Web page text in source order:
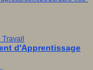
d'Apprentissage